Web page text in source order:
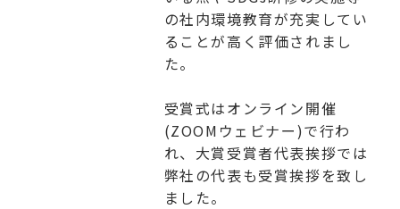
の社内環境教育が充実してい
ることが高く評価されまし
た。
受賞式はオンライン開催
(ZOOMウェビナー)で行わ
れ、大賞受賞者代表挨拶では
弊社の代表も受賞挨拶を致し
ました。